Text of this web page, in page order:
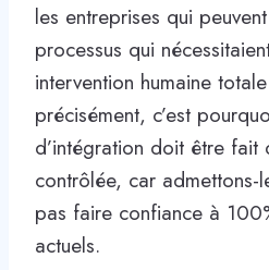
les entreprises qui
processus qui
intervention humaine
précisément, c’est
d’intégration doit être fait
contrôlée, car admettons-
pas faire confiance à
actuels.